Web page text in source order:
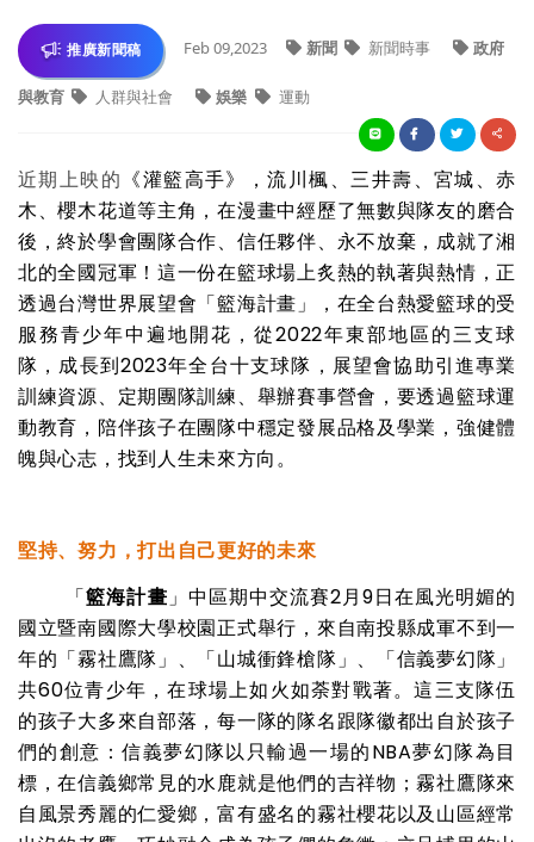
推廣新聞稿 Feb 09,2023 新聞 新聞時事 政府
與教育 人群與社會 娛樂 運動
近期上映的 《灌籃高手》，流川楓、三井壽、宮城、赤
木、櫻木花道等主角，在漫畫中經歷了無數與隊友的磨合
後，終於學會團隊合作、信任夥伴、永不放棄，成就了湘
北的全國冠軍！這一份在籃球場上炙熱的執著與熱情，正
透過台灣世界展望會「籃海計畫」，在全台熱愛籃球的受
服務青少年中遍地開花，從2022年東部地區的三支球
隊，成長到2023年全台十支球隊，展望會協助引進專業
訓練資源、定期團隊訓練、舉辦賽事營會，要透過籃球運
動教育，陪伴孩子在團隊中穩定發展品格及學業，強健體
魄與心志，找到人生未來方向。
堅持、努力，打出自己更好的未來
「籃海計畫」中區期中交流賽2月9日在風光明媚的
國立暨南國際大學校園正式舉行，來自南投縣成軍不到一
年的「霧社鷹隊」、「山城衝鋒槍隊」、「信義夢幻隊」
共60位青少年，在球場上如火如荼對戰著。這三支隊伍
的孩子大多來自部落，每一隊的隊名跟隊徽都出自於孩子
們的創意：信義夢幻隊以只輸過一場的NBA夢幻隊為目
標，在信義鄉常見的水鹿就是他們的吉祥物；霧社鷹隊來
自風景秀麗的仁愛鄉，富有盛名的霧社櫻花以及山區經常